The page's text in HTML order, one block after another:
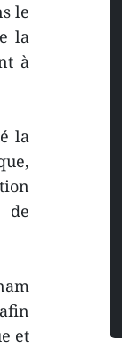
le
la
à
la
de
et